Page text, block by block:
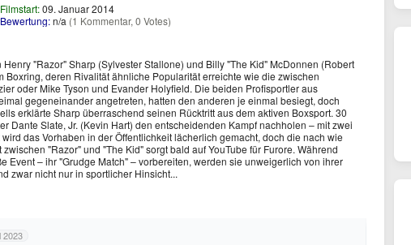
Filmstart:09. Januar 2014
Bewertung:n/a (1 Kommentar, 0 Votes)
"Razor" Sharp (Sylvester Stallone) und Billy "The Kid" McDonnen (Robert
Boxring, deren Rivalität ähnliche Popularität erreichte wie die zwischen
oder Mike Tyson und Evander Holyfield. Die beiden Profisportler aus
gegeneinander angetreten, hatten den anderen je einmal besiegt, doch
erklärte Sharp überraschend seinen Rücktritt aus dem aktiven Boxsport. 30
Dante Slate, Jr. (Kevin Hart) den entscheidenden Kampf nachholen – mit zwei
das Vorhaben in der Öffentlichkeit lächerlich gemacht, doch die nach wie
"Razor" und "The Kid" sorgt bald auf YouTube für Furore. Während
Event – ihr "Grudge Match" – vorbereiten, werden sie unweigerlich von ihrer
zwar nicht nur in sportlicher Hinsicht...
2023